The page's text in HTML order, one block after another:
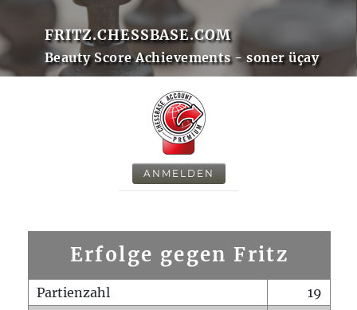
FRITZ.CHESSBASE.COM
Beauty Score Achievements - soner üçay
ANMELDEN
Erfolge gegen Fritz
Partienzahl
19